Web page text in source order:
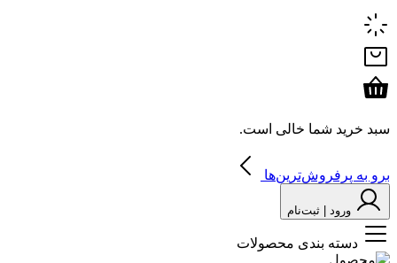
سبد خرید شما خالی است.
برو به پرفروش‌ترین‌ها
ورود | ثبت‌نام
دسته بندی محصولات